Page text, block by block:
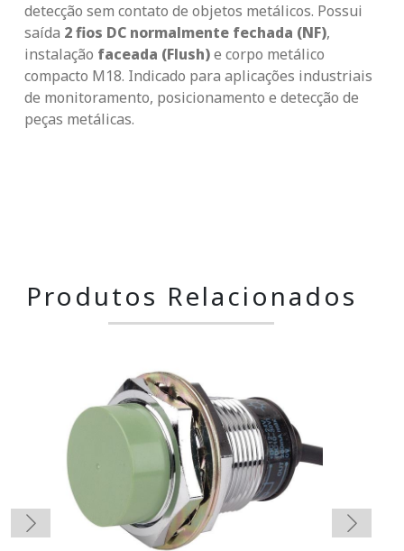
detecção sem contato de objetos metálicos. Possui
saída 2 fios DC normalmente fechada (NF),
instalação faceada (Flush)e corpo metálico
compacto M18. Indicado para aplicações industriais
de monitoramento, posicionamento e detecção de
peças metálicas.
Produtos Relacionados